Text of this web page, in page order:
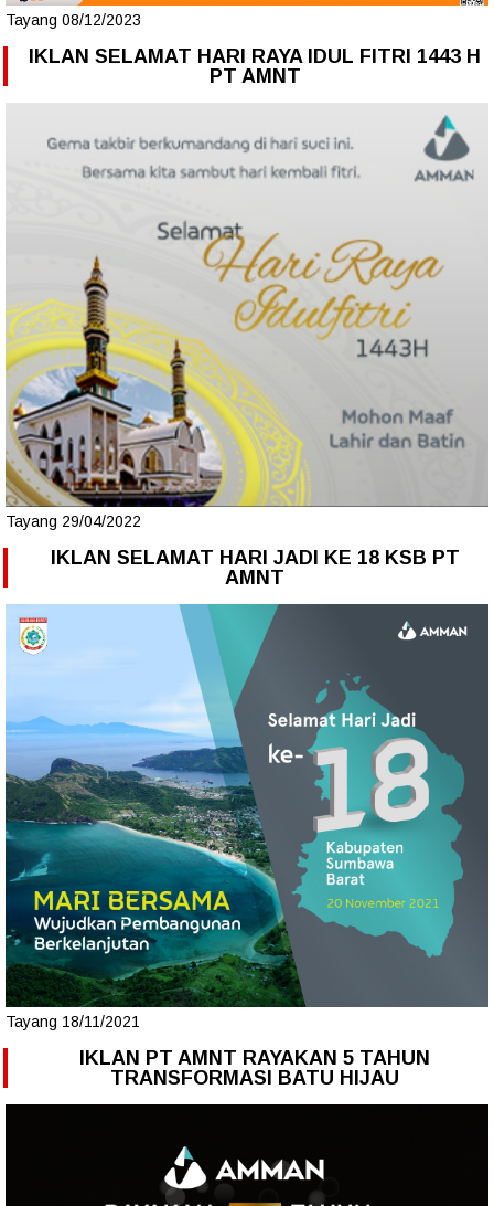
Tayang 08/12/2023
IKLAN SELAMAT HARI RAYA IDUL FITRI 1443 H
PT AMNT
Tayang 29/04/2022
IKLAN SELAMAT HARI JADI KE 18 KSB PT
AMNT
Tayang 18/11/2021
IKLAN PT AMNT RAYAKAN 5 TAHUN
TRANSFORMASI BATU HIJAU